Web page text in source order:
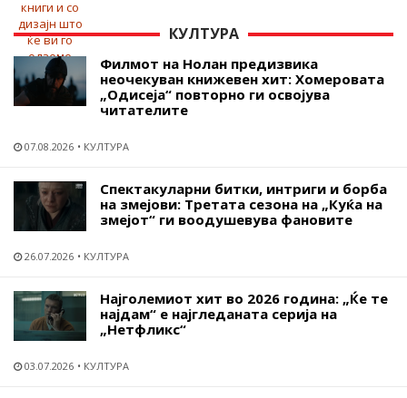
КУЛТУРА
Филмот на Нолан предизвика
неочекуван книжевен хит: Хомеровата
„Одисеја“ повторно ги освојува
читателите
07.08.2026 КУЛТУРА
Спектакуларни битки, интриги и борба
на змејови: Третата сезона на „Куќа на
змејот“ ги воодушевува фановите
26.07.2026 КУЛТУРА
Најголемиот хит во 2026 година: „Ќе те
најдам“ е најгледаната серија на
„Нетфликс“
03.07.2026 КУЛТУРА